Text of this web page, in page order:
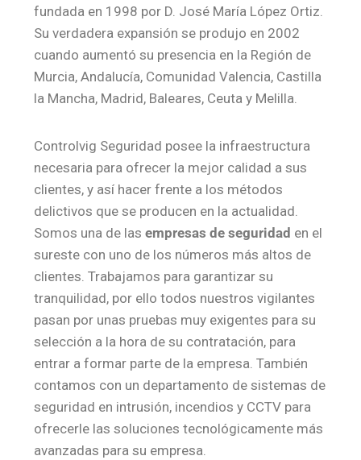
fundada en 1998 por D. José María López Ortiz.
Su verdadera expansión se produjo en 2002
cuando aumentó su presencia en la Región de
Murcia, Andalucía, Comunidad Valencia, Castilla
la Mancha, Madrid, Baleares, Ceuta y Melilla.
Controlvig Seguridad posee la infraestructura
necesaria para ofrecer la mejor calidad a sus
clientes, y así hacer frente a los métodos
delictivos que se producen en la actualidad.
Somos una de las empresas de seguridad en el
sureste con uno de los números más altos de
clientes. Trabajamos para garantizar su
tranquilidad, por ello todos nuestros vigilantes
pasan por unas pruebas muy exigentes para su
selección a la hora de su contratación, para
entrar a formar parte de la empresa. También
contamos con un departamento de sistemas de
seguridad en intrusión, incendios y CCTV para
ofrecerle las soluciones tecnológicamente más
avanzadas para su empresa.